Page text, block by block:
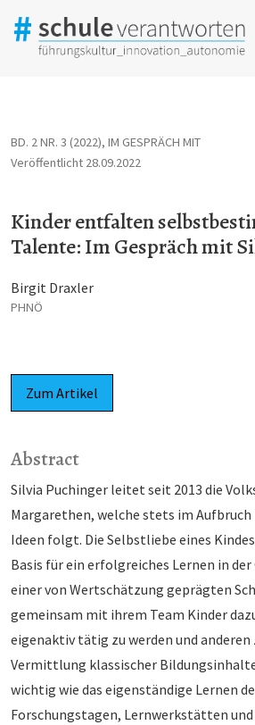
BD. 2 NR. 3 (2022), IM GESPRÄCH MIT
Kinder entfalten
Talente: Im Gespräch mit
Veröffentlicht 28.09.2022
Birgit Draxler
PHNÖ
Zum Artikel
Abstract
Silvia Puchinger leitet seit 2013 die
Margarethen, welche stets im
Ideen folgt. Die Selbstliebe eines
Basis für ein erfolgreiches Lernen in der
einer von Wertschätzung geprägten
gemeinsam mit ihrem Team Kinder
eigenaktiv tätig zu werden und anderen
Vermittlung klassischer
wichtig wie das eigenständige Lernen
Forschungstagen, Lernwerkstätten